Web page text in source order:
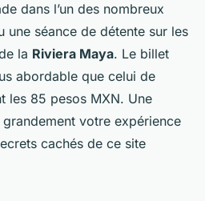
dans l’un des nombreux
une séance de détente sur les
la Riviera Maya. Le billet
abordable que celui de
les 85 pesos MXN. Une
votre expérience
cachés de ce site